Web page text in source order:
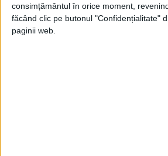
consimțământul în orice moment,
făcând clic pe butonul "Confidențialitate"
paginii web.